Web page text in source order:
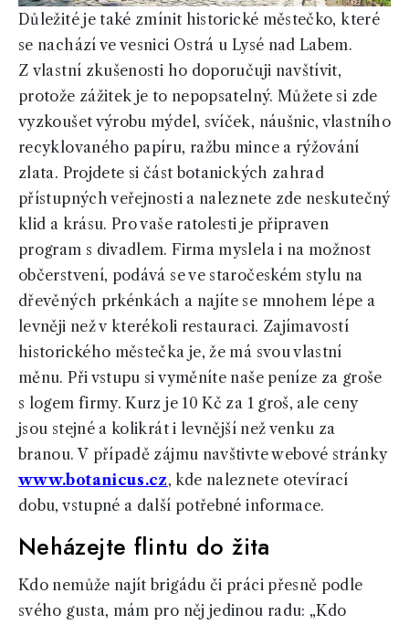
Důležité je také zmínit historické městečko, které
se nachází ve vesnici Ostrá u Lysé nad Labem.
Z vlastní zkušenosti ho doporučuji navštívit,
protože zážitek je to nepopsatelný. Můžete si zde
vyzkoušet výrobu mýdel, svíček, náušnic, vlastního
recyklovaného papíru, ražbu mince a rýžování
zlata. Projdete si část botanických zahrad
přístupných veřejnosti a naleznete zde neskutečný
klid a krásu. Pro vaše ratolesti je připraven
program s divadlem. Firma myslela i na možnost
občerstvení, podává se ve staročeském stylu na
dřevěných prkénkách a najíte se mnohem lépe a
levněji než v kterékoli restauraci. Zajímavostí
historického městečka je, že má svou vlastní
měnu. Při vstupu si vyměníte naše peníze za groše
s logem firmy. Kurz je 10 Kč za 1 groš, ale ceny
jsou stejné a kolikrát i levnější než venku za
branou. V případě zájmu navštivte webové stránky
www.botanicus.cz, kde naleznete otevírací
dobu, vstupné a další potřebné informace.
Neházejte flintu do žita
Kdo nemůže najít brigádu či práci přesně podle
svého gusta, mám pro něj jedinou radu: „Kdo